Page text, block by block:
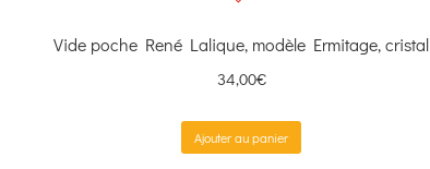
Vide poche René Lalique, modèle Ermitage, cristal
34,00€
Ajouter au panier